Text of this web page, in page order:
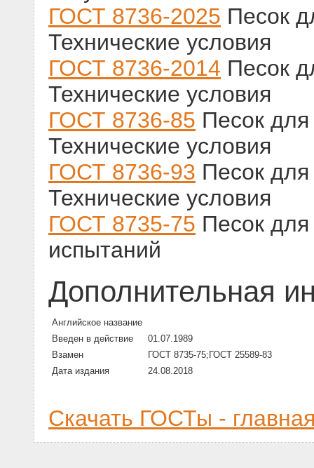
ГОСТ 8736-2025 Песок
Технические условия
ГОСТ 8736-2014 Песок
Технические условия
ГОСТ 8736-85 Песок для
Технические условия
ГОСТ 8736-93 Песок для
Технические условия
ГОСТ 8735-75 Песок
испытаний
Дополнительная
Английское название
Введен в действие
01.07.1989
Взамен
ГОСТ 8735-75;ГОСТ 25589-83
Дата издания
24.08.2018
Скачать ГОСТы -